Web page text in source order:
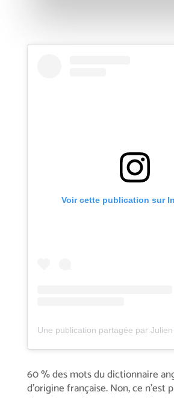
Voir cette publication sur
60 % des mots du dictionnaire
d’origine française. Non, ce n’est